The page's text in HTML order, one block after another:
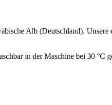
Alb (Deutschland).
in der Maschine bei 30 °C